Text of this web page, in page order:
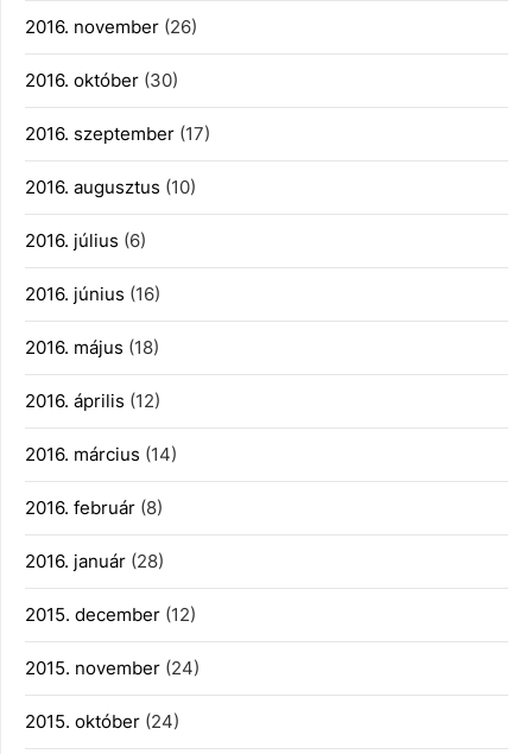
2016. november (26)
2016. október (30)
2016. szeptember (17)
2016. augusztus (10)
2016. július (6)
2016. június (16)
2016. május (18)
2016. április (12)
2016. március (14)
2016. február (8)
2016. január (28)
2015. december (12)
2015. november (24)
2015. október (24)